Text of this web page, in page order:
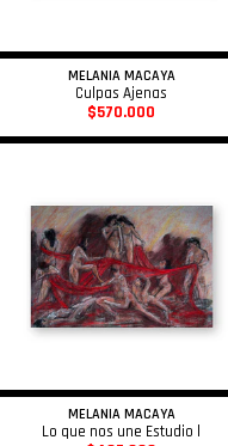
MELANIA MACAYA
Culpas Ajenas
$570.000
MELANIA MACAYA
Lo que nos une Estudio l